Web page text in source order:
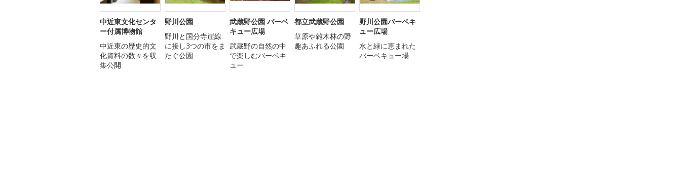
中近東文化センタ
ー付属博物館
中近東の歴史的文
化資料の数々を収
集公開
野川公園
野川と国分寺崖線
に接し3つの市をま
たぐ公園
武蔵野公園 バーベ
キュー広場
武蔵野の自然の中
で楽しむバーベキ
ュー
都立武蔵野公園
草原や雑木林の野
趣あふれる公園
野川公園バーベキ
ュー広場
水と緑に恵まれた
バーベキュー場